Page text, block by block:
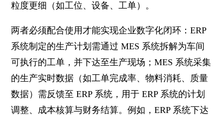
粒度更细（如工位、设备、工单）。
两者必须配合使用才能实现企业数字化闭环：ERP
系统制定的生产计划需通过 MES 系统拆解为车间
可执行的工单，并下达至生产现场；MES 系统采集
的生产实时数据（如工单完成率、物料消耗、质量
数据）需反馈至 ERP 系统，用于 ERP 系统的计划
调整、成本核算与财务结算。例如，ERP 系统下达